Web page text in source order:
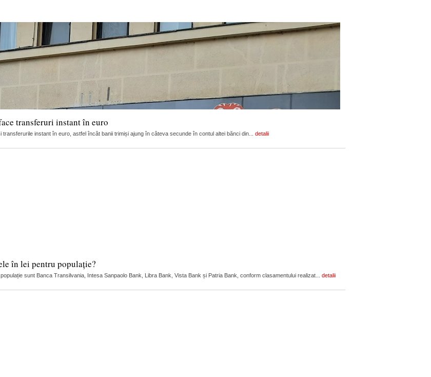
transferuri instant în euro
transferurile instant în euro, astfel încât banii trimiși ajung în câteva secunde în contul altei bănci din... detalii
în lei pentru populație?
sunt Banca Transilvania, Intesa Sanpaolo Bank, Libra Bank, Vista Bank și Patria Bank, conform clasamentului realizat... detalii